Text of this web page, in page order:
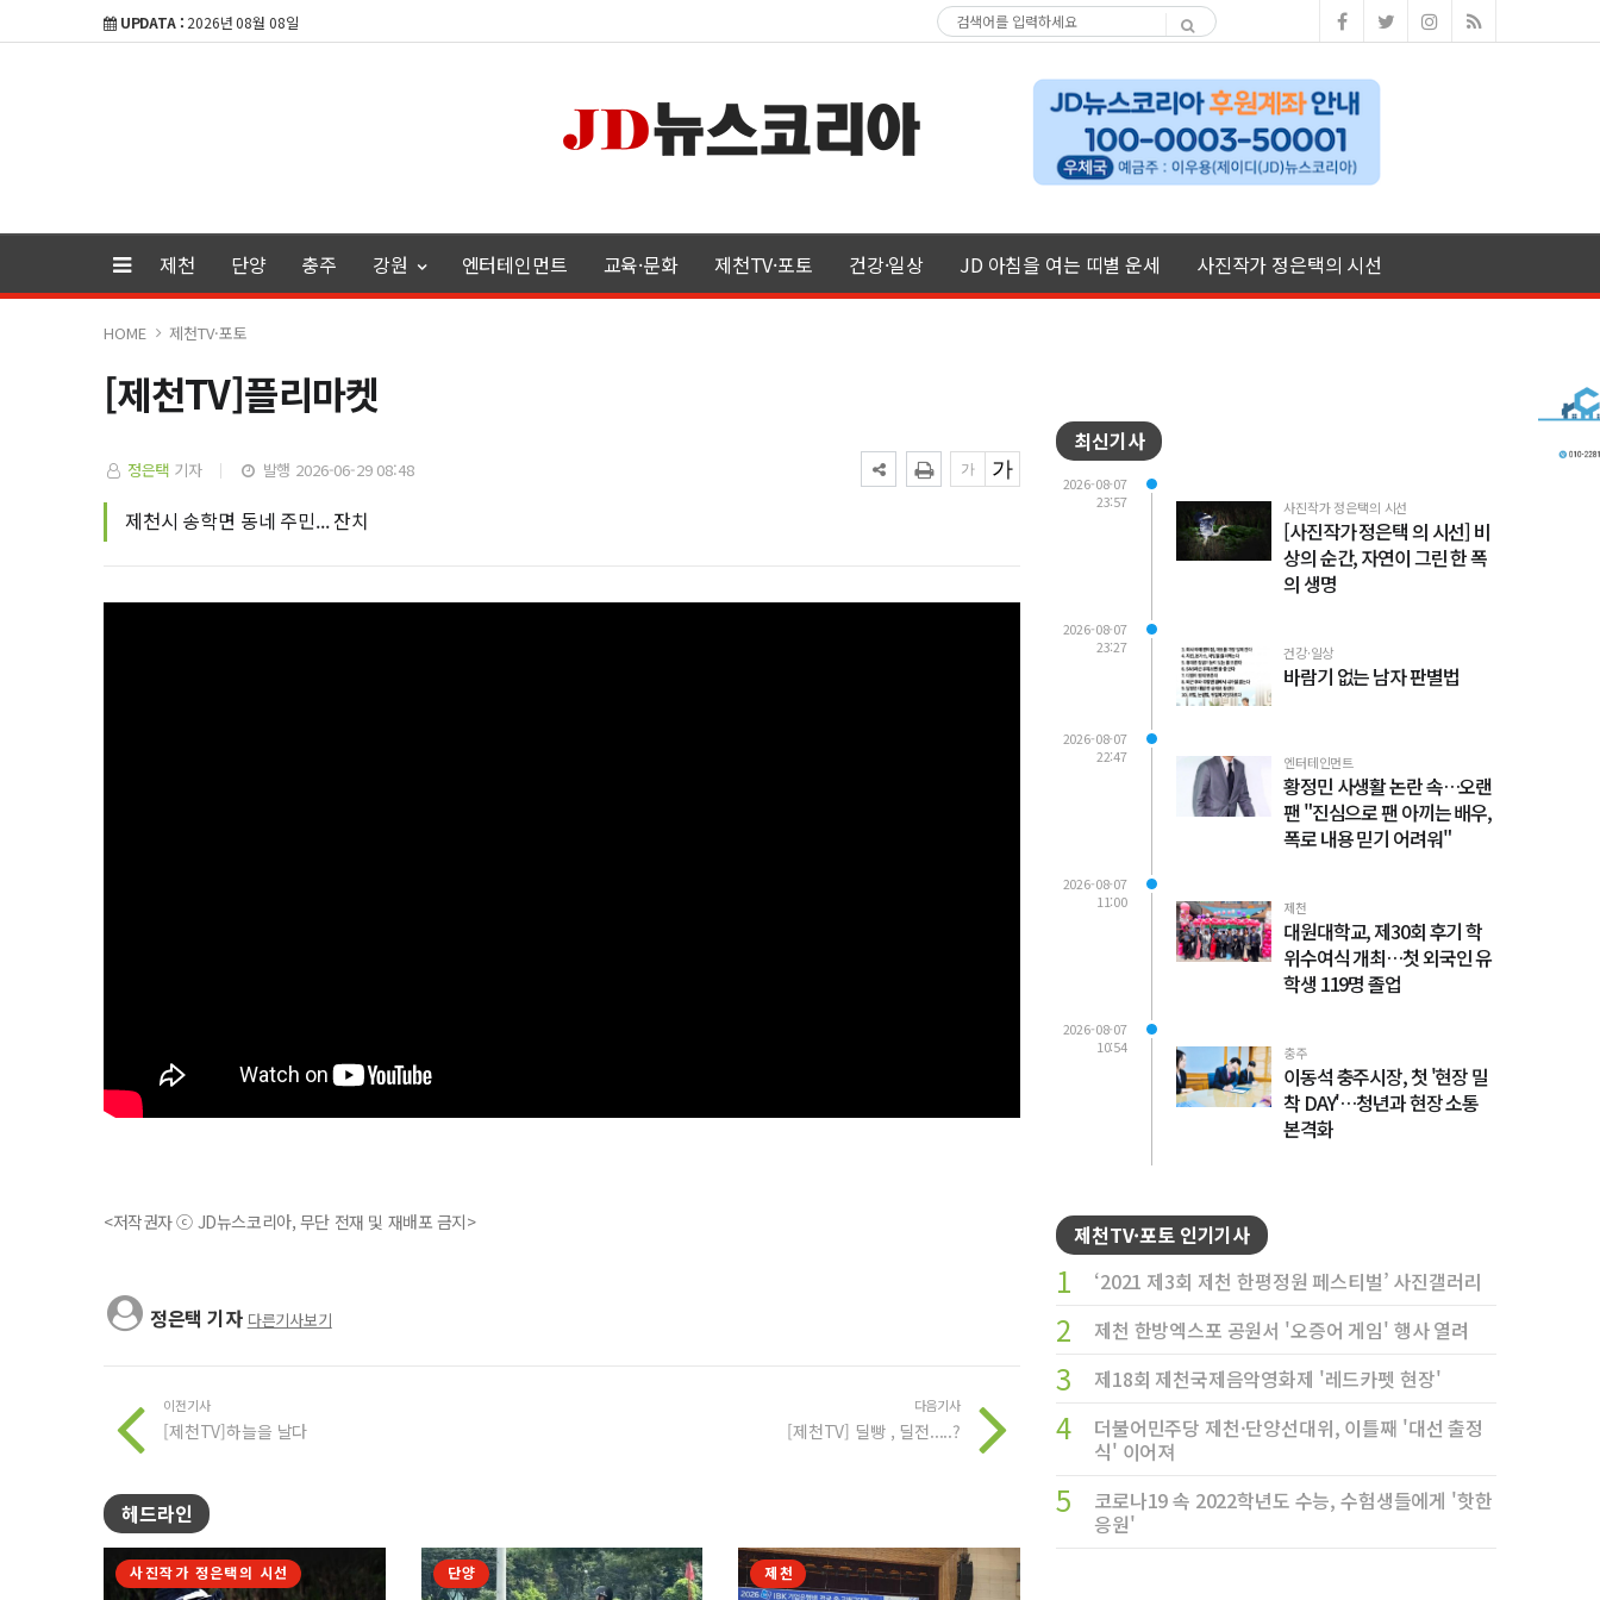
UPDATA : 2026년 08월 08일
제천 단양 충주 강원 엔터테인먼트 교육·문화 제천TV·포토 건강·일상 JD 아침을 여는 띠별 운세 사진작가 정은택의 시선
HOME 제천TV·포토
[제천TV]플리마켓
정은택 기자 발행 2026-06-29 08:48
제천시 송학면 동네 주민... 잔치
<저작권자 ⓒ JD뉴스코리아, 무단 전재 및 재배포 금지>
정은택 기자 다른기사보기
이전기사
[제천TV]하늘을 날다
다음기사
[제천TV] 딜빵 , 딜전.....?
헤드라인
사진작가 정은택의 시선 단양 제천
최신기사
2026-08-07
23:57
사진작가 정은택의 시선
[사진작가 정은택 의 시선] 비
상의 순간, 자연이 그린 한 폭
의 생명
2026-08-07
23:27
건강·일상
바람기 없는 남자 판별법
2026-08-07
22:47
엔터테인먼트
황정민 사생활 논란 속…오랜
팬 "진심으로 팬 아끼는 배우,
폭로 내용 믿기 어려워"
2026-08-07
11:00
제천
대원대학교, 제30회 후기 학
위수여식 개최…첫 외국인 유
학생 119명 졸업
2026-08-07
10:54
충주
이동석 충주시장, 첫 '현장 밀
착 DAY'…청년과 현장 소통
본격화
제천TV·포토 인기기사
1 ‘2021 제3회 제천 한평정원 페스티벌’ 사진갤러리
2 제천 한방엑스포 공원서 '오증어 게임' 행사 열려
3 제18회 제천국제음악영화제 '레드카펫 현장'
4
더불어민주당 제천·단양선대위, 이틀째 '대선 출정
식' 이어져
5
코로나19 속 2022학년도 수능, 수험생들에게 '핫한
응원'